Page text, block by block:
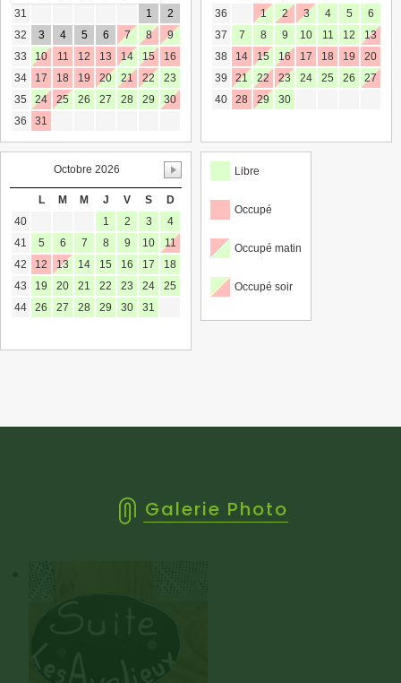
31
1
2
32
3 4 5 6 7 8
9
33
10 11 12 13 14 15
16
34
17 18 19 20 21 22
23
35
24 25 26 27 28 29
30
36
31
36
1 2 3 4 5
6
37
7 8 9 10 11 12
13
38
14 15 16 17 18 19
20
39
21 22 23 24 25 26
27
40
28 29 30
Octobre 2026
L M M J V S
D
40
1 2 3
4
41
5 6 7 8 9 10
11
42
12 13 14 15 16 17
18
43
19 20 21 22 23 24
25
44
26 27 28 29 30 31
Libre
Occupé
Occupé matin
Occupé soir
Galerie Photo